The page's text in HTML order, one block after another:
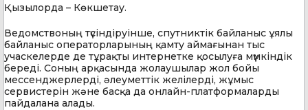
Қызылорда – Көкшетау.
Ведомствоның түсіндіруінше, спутниктік байланыс ұялы
байланыс операторларының қамту аймағынан тыс
учаскелерде де тұрақты интернетке қосылуға мүмкіндік
береді. Соның арқасында жолаушылар жол бойы
мессенджерлерді, әлеуметтік желілерді, жұмыс
сервистерін және басқа да онлайн-платформаларды
пайдалана алады.